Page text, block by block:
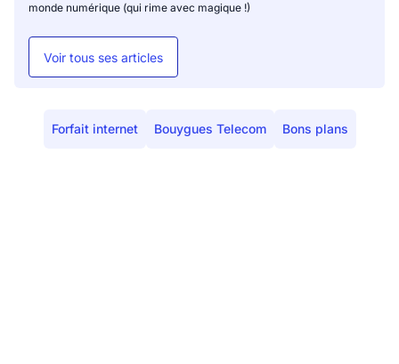
monde numérique (qui rime avec magique !)
Voir tous ses articles
Forfait internet Bouygues Telecom Bons plans